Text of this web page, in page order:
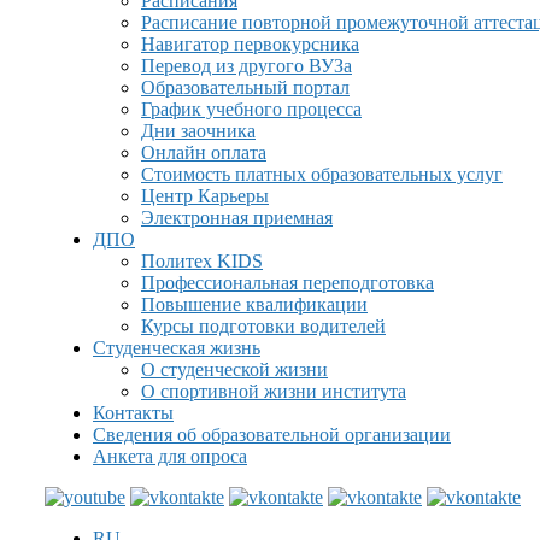
Расписание повторной промежуточной
Навигатор первокурсника
Перевод из другого ВУЗа
Образовательный портал
График учебного процесса
Дни заочника
Онлайн оплата
Стоимость платных образовательных услуг
Центр Карьеры
Электронная приемная
ДПО
Политех KIDS
Профессиональная переподготовка
Повышение квалификации
Курсы подготовки водителей
Студенческая жизнь
О студенческой жизни
О спортивной жизни института
Контакты
Сведения об образовательной организации
Анкета для опроса